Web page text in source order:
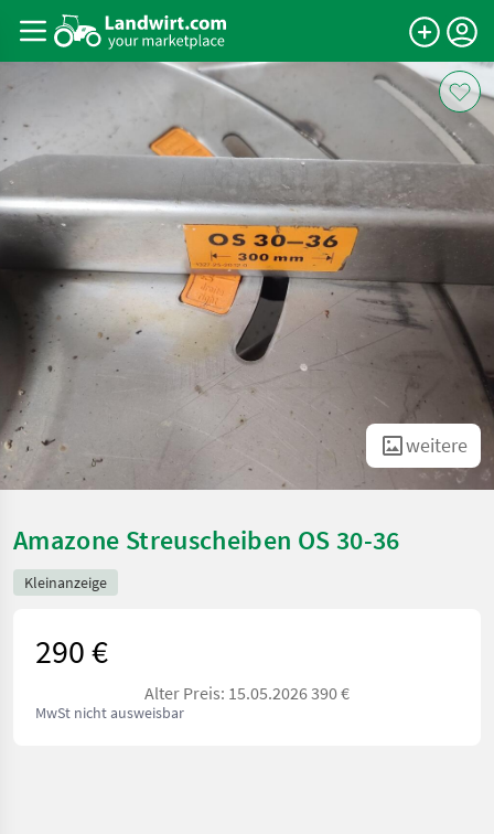
weitere
Amazone Streuscheiben OS 30-36
Kleinanzeige
290 €
Alter Preis: 15.05.2026 390 €
MwSt nicht ausweisbar